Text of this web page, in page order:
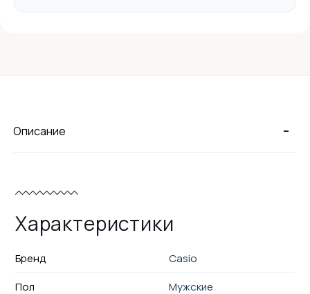
-
Описание
Характеристики
Бренд
Casio
Пол
Мужские